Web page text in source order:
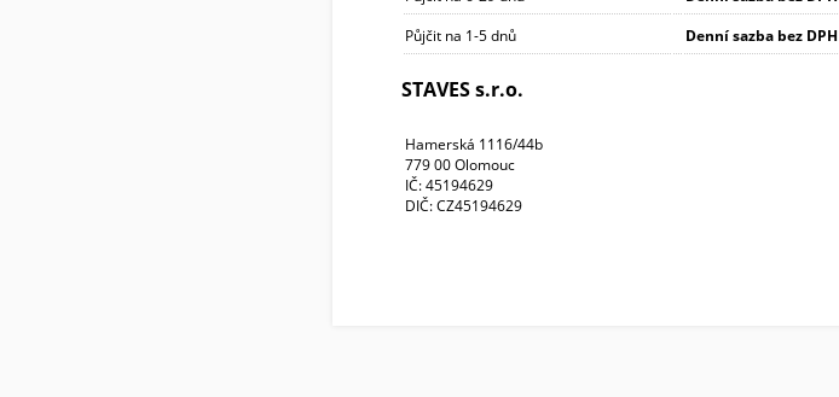
Půjčit na 1-5 dnů
Denní sazba bez DPH
STAVES s.r.o.
Hamerská 1116/44b
779 00 Olomouc
IČ: 45194629
DIČ: CZ45194629